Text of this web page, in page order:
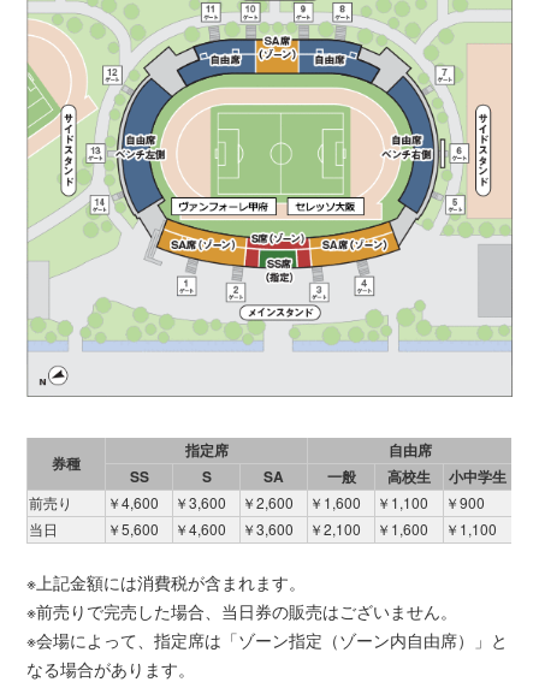
券種
指定席
自由席
SS
S SA 一般 高校生 小中学生
前売り ￥4,600 ￥3,600 ￥2,600 ￥1,600 ￥1,100
￥900
当日
￥5,600 ￥4,600 ￥3,600 ￥2,100 ￥1,600 ￥1,100
※上記金額には消費税が含まれます。
※前売りで完売した場合、当日券の販売はございません。
※会場によって、指定席は「ゾーン指定（ゾーン内自由席）」と
なる場合があります。